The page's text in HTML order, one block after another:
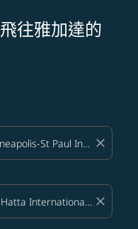
往雅加達的
close
close
整篩選條件。